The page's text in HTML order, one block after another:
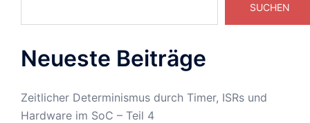
SUCHEN
Neueste Beiträge
Zeitlicher Determinismus durch Timer, ISRs und
Hardware im SoC – Teil 4